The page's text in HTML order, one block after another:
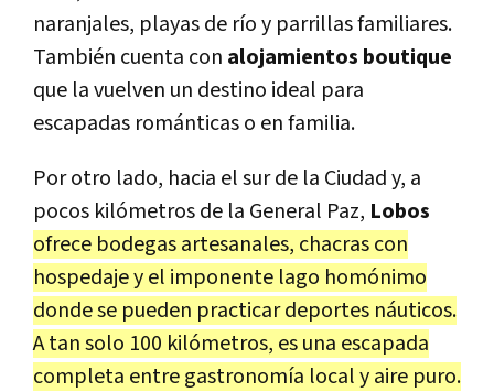
naranjales, playas de río y parrillas familiares.
También cuenta con alojamientos boutique
que la vuelven un destino ideal para
escapadas románticas o en familia.
Por otro lado, hacia el sur de la Ciudad y, a
pocos kilómetros de la General Paz, Lobos
ofrece bodegas artesanales, chacras con
hospedaje y el imponente lago homónimo
donde se pueden practicar deportes náuticos.
A tan solo 100 kilómetros, es una escapada
completa entre gastronomía local y aire puro.